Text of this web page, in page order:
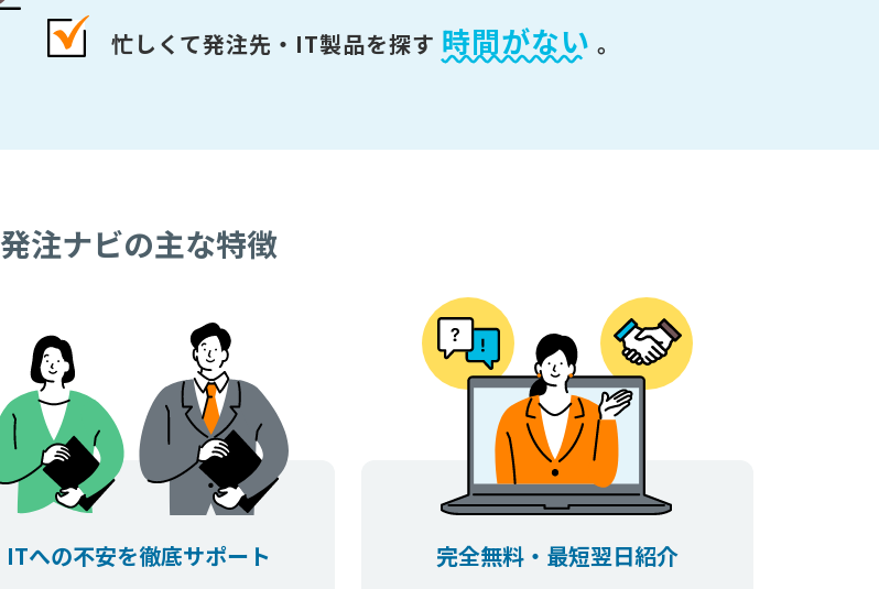
忙しくて発注先・IT製品を探す 時間がない 。
発注ナビの主な特徴
ITへの不安を徹底サポート 完全無料・最短翌日紹介